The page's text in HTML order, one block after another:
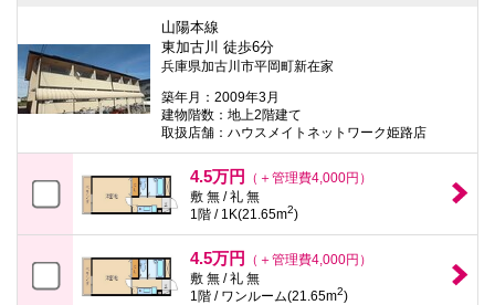
山陽本線
東加古川 徒歩6分
兵庫県加古川市平岡町新在家
築年月：2009年3月
建物階数：地上2階建て
取扱店舗：ハウスメイトネットワーク姫路店
4.5万円
（＋管理費4,000円）
敷 無 / 礼 無
1階 / 1K(21.65m2)
4.5万円
（＋管理費4,000円）
敷 無 / 礼 無
1階 / ワンルーム(21.65m2)